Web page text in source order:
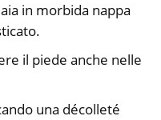
in morbida nappa
il piede anche nelle
una décolleté